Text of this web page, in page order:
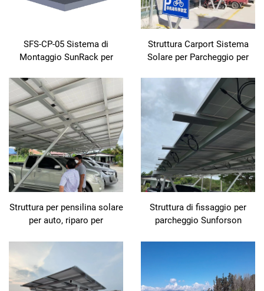
SFS-CP-05 Sistema di
Montaggio SunRack per
Struttura Carport Sistema
Solare per Parcheggio per
Supporti Solari per Carport
Struttura per pensilina solare
per auto, riparo per
pannelli fotovoltaici, telaio
solare per auto,
progettazione per
Struttura di fissaggio per
parcheggio Sunforson